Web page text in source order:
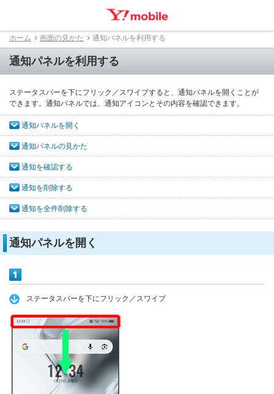
ホーム 画面の見かた 通知パネルを利用する
通知パネルを利用する
ステータスバーを下にフリック／スワイプすると、通知パネルを開くことが
できます。通知パネルでは、通知アイコンとその内容を確認できます。
通知パネルを開く
通知パネルの見かた
通知を確認する
通知を削除する
通知を全件削除する
通知パネルを開く
ステータスバーを下にフリック／スワイプ